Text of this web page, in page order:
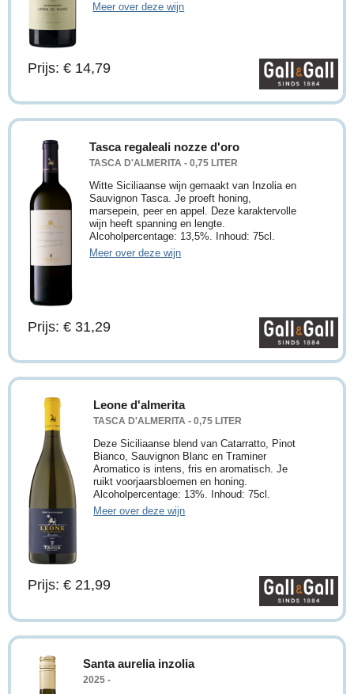
Meer over deze wijn
Prijs: € 14,79
Tasca regaleali nozze d'oro
TASCA D'ALMERITA - 0,75 LITER
Witte Siciliaanse wijn gemaakt van Inzolia en
Sauvignon Tasca. Je proeft honing,
marsepein, peer en appel. Deze karaktervolle
wijn heeft spanning en lengte.
Alcoholpercentage: 13,5%. Inhoud: 75cl.
Meer over deze wijn
Prijs: € 31,29
Leone d'almerita
TASCA D'ALMERITA - 0,75 LITER
Deze Siciliaanse blend van Catarratto, Pinot
Bianco, Sauvignon Blanc en Traminer
Aromatico is intens, fris en aromatisch. Je
ruikt voorjaarsbloemen en honing.
Alcoholpercentage: 13%. Inhoud: 75cl.
Meer over deze wijn
Prijs: € 21,99
Santa aurelia inzolia
2025 -